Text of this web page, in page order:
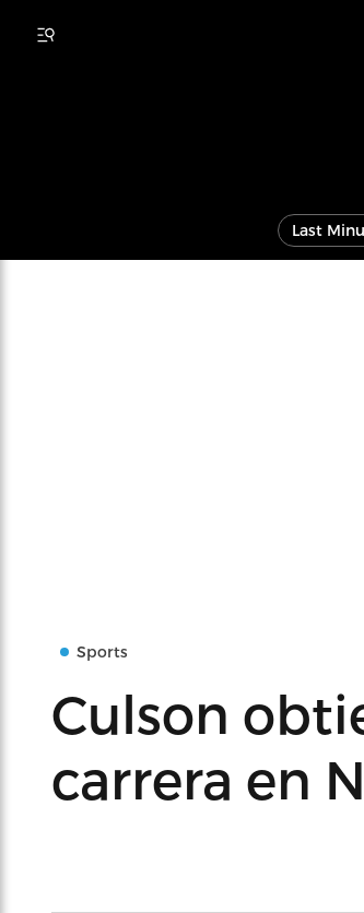
Last
Sports
Culson
carrera en